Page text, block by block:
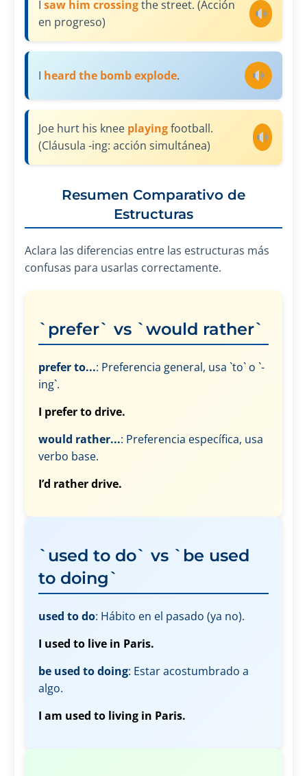
I saw him crossingthe street. (Acción
en progreso)
I heard the bomb explode.
Joe hurt his knee playingfootball.
(Cláusula -ing: acción simultánea)
Resumen Comparativo de
Estructuras
Aclara las diferencias entre las estructuras más
confusas para usarlas correctamente.
`prefer` vs `would rather`
prefer to...: Preferencia general, usa `to` o `-
ing`.
I prefer to drive.
would rather...: Preferencia específica, usa
verbo base.
I’d rather drive.
`used to do` vs `be used
to doing`
used to do: Hábito en el pasado (ya no).
I used to live in Paris.
be used to doing: Estar acostumbrado a
algo.
I am used to living in Paris.